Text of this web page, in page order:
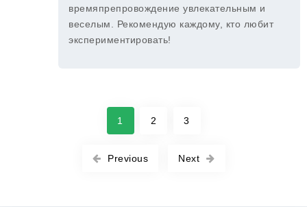
времяпрепровождение увлекательным и
веселым. Рекомендую каждому, кто любит
экспериментировать!
Previous
1 2 3
Next